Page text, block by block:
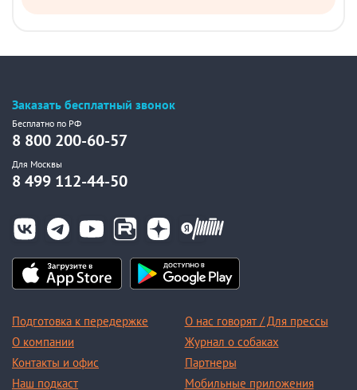
Заказать бесплатный звонок
Бесплатно по РФ
8 800 200-60-57
Для Москвы
8 499 112-44-50
Подготовка к передержке
О компании
Контакты и офис
Наш подкаст
О нас говорят / Для прессы
Журнал о собаках
Партнеры
Мобильные приложения